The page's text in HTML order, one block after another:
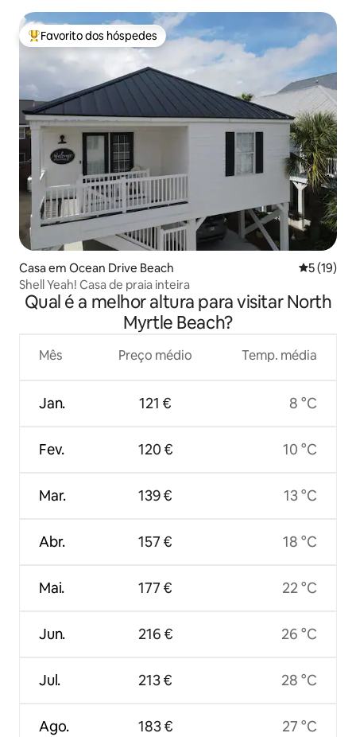
Favoritos dos hóspedes mais apreciados
Favorito dos hóspedes
Casa em Ocean Drive Beach
5 (19)
Shell Yeah! Casa de praia inteira
Qual é a melhor altura para visitar North
Myrtle Beach?
Mês
Jan.
Fev.
Mar.
Abr.
Mai.
Jun.
Jul.
Ago.
Preço médio
121 €
120 €
139 €
157 €
177 €
216 €
213 €
183 €
Temp. média
8 °C
10 °C
13 °C
18 °C
22 °C
26 °C
28 °C
27 °C